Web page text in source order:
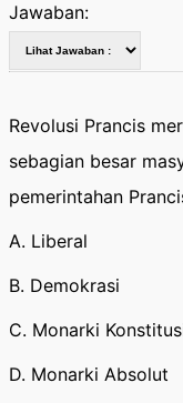
Jawaban:
Revolusi Prancis
sebagian besar
pemerintahan
A. Liberal
B. Demokrasi
C. Monarki
D. Monarki Absolut